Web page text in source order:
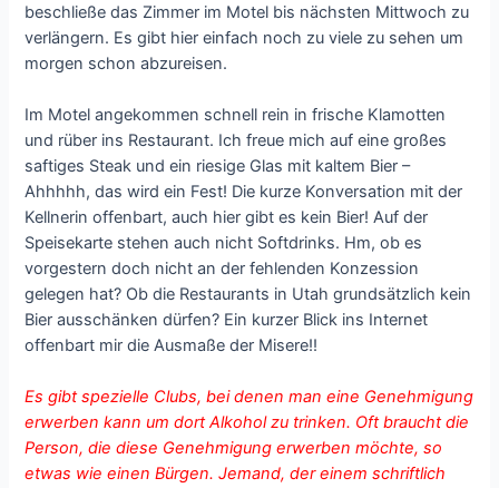
beschließe das Zimmer im Motel bis nächsten Mittwoch zu
verlängern. Es gibt hier einfach noch zu viele zu sehen um
morgen schon abzureisen.
Im Motel angekommen schnell rein in frische Klamotten
und rüber ins Restaurant. Ich freue mich auf eine großes
saftiges Steak und ein riesige Glas mit kaltem Bier –
Ahhhhh, das wird ein Fest! Die kurze Konversation mit der
Kellnerin offenbart, auch hier gibt es kein Bier! Auf der
Speisekarte stehen auch nicht Softdrinks. Hm, ob es
vorgestern doch nicht an der fehlenden Konzession
gelegen hat? Ob die Restaurants in Utah grundsätzlich kein
Bier ausschänken dürfen? Ein kurzer Blick ins Internet
offenbart mir die Ausmaße der Misere!!
Es gibt spezielle Clubs, bei denen man eine Genehmigung
erwerben kann um dort Alkohol zu trinken. Oft braucht die
Person, die diese Genehmigung erwerben möchte, so
etwas wie einen Bürgen. Jemand, der einem schriftlich